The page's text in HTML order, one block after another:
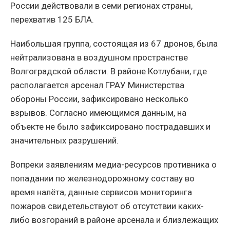
России действовали в семи регионах страны,
перехватив 125 БЛА.
Наибольшая группа, состоящая из 67 дронов, была
нейтрализована в воздушном пространстве
Волгоградской области. В районе Котлубани, где
располагается арсенал ГРАУ Министерства
обороны России, зафиксировано несколько
взрывов. Согласно имеющимся данным, на
объекте не было зафиксировано пострадавших и
значительных разрушений.
Вопреки заявлениям медиа-ресурсов противника о
попадании по железнодорожному составу во
время налёта, данные сервисов мониторинга
пожаров свидетельствуют об отсутствии каких-
либо возгораний в районе арсенала и близлежащих